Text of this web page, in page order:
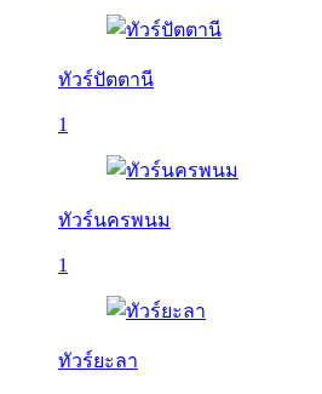
ทัวร์ปัตตานี
1
ทัวร์นครพนม
1
ทัวร์ยะลา